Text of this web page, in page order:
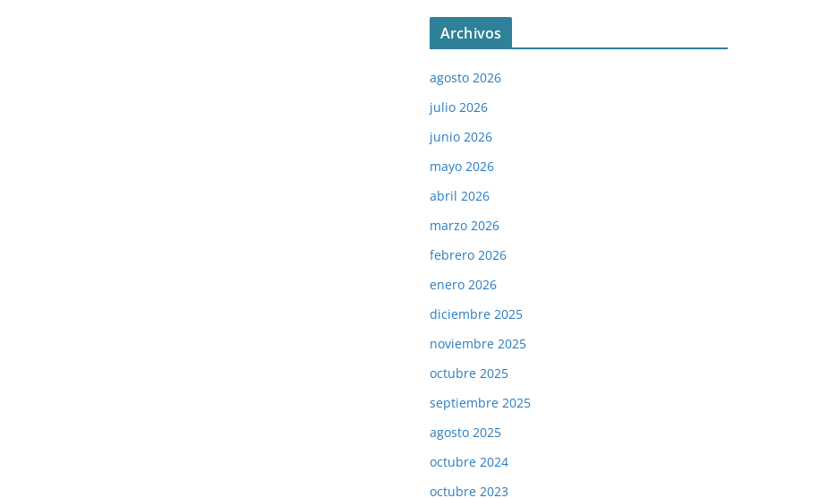
Archivos
agosto 2026
julio 2026
junio 2026
mayo 2026
abril 2026
marzo 2026
febrero 2026
enero 2026
diciembre 2025
noviembre 2025
octubre 2025
septiembre 2025
agosto 2025
octubre 2024
octubre 2023